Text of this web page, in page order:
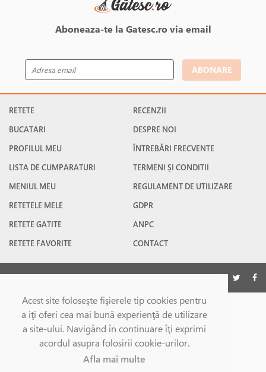
Acest site foloseşte fişierele tip cookies pentru
a iţi oferi cea mai bună experienţă de utilizare
a site-ului. Navigând în continuare îţi exprimi
acordul asupra folosirii cookie-urilor.
Afla mai multe
Aboneaza-te la Gatesc.ro via email
ABONARE
RETETE
BUCATARI
PROFILUL MEU
LISTA DE CUMPARATURI
MENIUL MEU
RETETELE MELE
RETETE GATITE
RETETE FAVORITE
RECENZII
DESPRE NOI
ÎNTREBĂRI FRECVENTE
TERMENI ȘI CONDITII
REGULAMENT DE UTILIZARE
GDPR
ANPC
CONTACT
©Gatesc.ro 2026